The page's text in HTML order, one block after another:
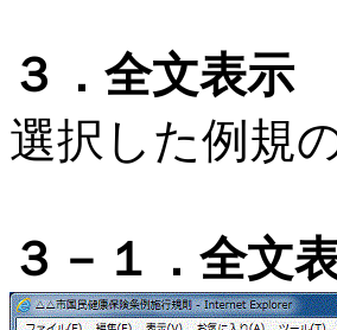
３．全文表示
選択した例規
３－１．全文